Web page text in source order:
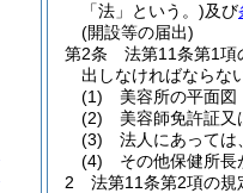
「法」という。)及び
(開設等の届出)
第2条
法第11条第1項
出しなければならな
(1)
美容所の平面図
(2)
美容師免許証
(3)
法人にあっては
(4)
その他保健所
2
法第11条第2項の規